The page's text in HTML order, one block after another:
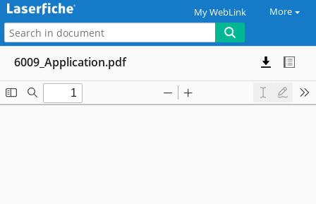
My WebLink More
6009_Application.pdf